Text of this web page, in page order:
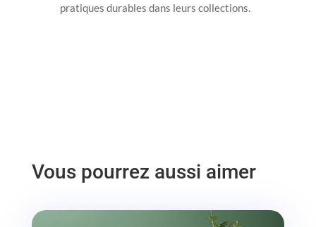
pratiques durables dans leurs collections.
Vous pourrez aussi aimer